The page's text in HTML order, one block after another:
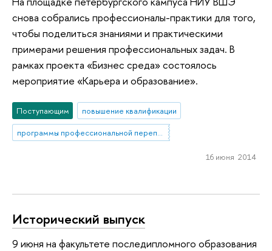
снова собрались профессионалы-практики для того,
чтобы поделиться знаниями и практическими
примерами решения профессиональных задач. В
рамках проекта «Бизнес среда» состоялось
мероприятие «Карьера и образование».
Поступающим
повышение квалификации
программы профессиональной переподготовки
16 июня 2014
Исторический выпуск
9 июня на факультете последипломного образования